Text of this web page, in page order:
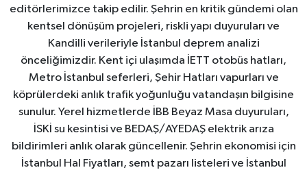
editörlerimizce takip edilir. Şehrin en kritik gündemi olan
kentsel dönüşüm projeleri, riskli yapı duyuruları ve
Kandilli verileriyle İstanbul deprem analizi
önceliğimizdir. Kent içi ulaşımda İETT otobüs hatları,
Metro İstanbul seferleri, Şehir Hatları vapurları ve
köprülerdeki anlık trafik yoğunluğu vatandaşın bilgisine
sunulur. Yerel hizmetlerde İBB Beyaz Masa duyuruları,
İSKİ su kesintisi ve BEDAŞ/AYEDAŞ elektrik arıza
bildirimleri anlık olarak güncellenir. Şehrin ekonomisi için
İstanbul Hal Fiyatları, semt pazarı listeleri ve İstanbul